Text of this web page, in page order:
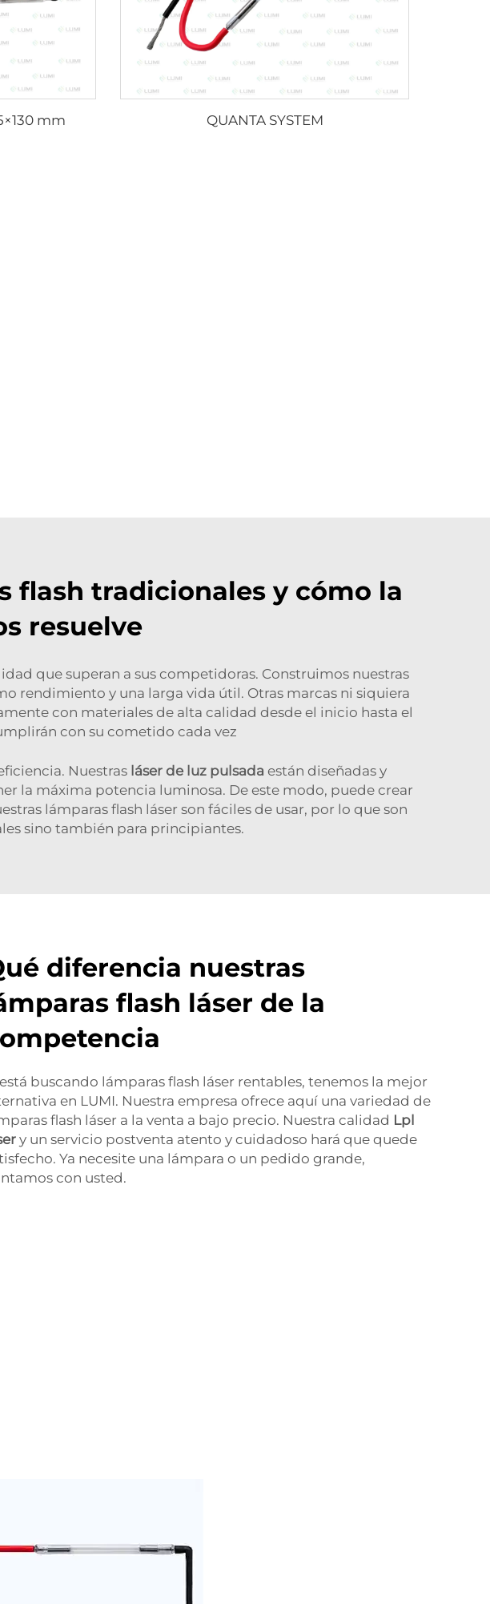
mm QUANTA SYSTEM
flash tradicionales y cómo la
resuelve
que superan a sus competidoras. Construimos nuestras
rendimiento y una larga vida útil. Otras marcas ni siquiera
con materiales de alta calidad desde el inicio hasta el
con su cometido cada vez
Nuestras láser de luz pulsada están diseñadas y
la máxima potencia luminosa. De este modo, puede crear
lámparas flash láser son fáciles de usar, por lo que son
sino también para principiantes.
diferencia nuestras
flash láser de la
buscando lámparas flash láser rentables, tenemos la mejor
en LUMI. Nuestra empresa ofrece aquí una variedad de
flash láser a la venta a bajo precio. Nuestra calidad Lpl
y un servicio postventa atento y cuidadoso hará que quede
Ya necesite una lámpara o un pedido grande,
con usted.